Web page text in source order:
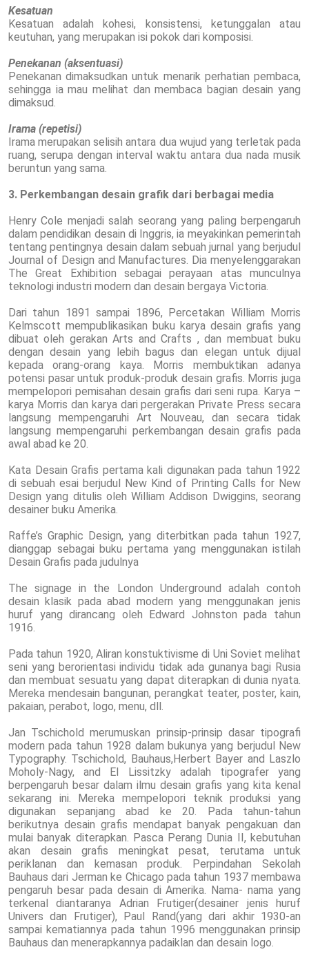
Kesatuan
Kesatuan adalah kohesi, konsistensi, ketunggalan atau
keutuhan, yang merupakan isi pokok dari komposisi.
Penekanan (aksentuasi)
Penekanan dimaksudkan untuk menarik perhatian pembaca,
sehingga ia mau melihat dan membaca bagian desain yang
dimaksud.
Irama (repetisi)
Irama merupakan selisih antara dua wujud yang terletak pada
ruang, serupa dengan interval waktu antara dua nada musik
beruntun yang sama.
3. Perkembangan desain grafik dari berbagai media
Henry Cole menjadi salah seorang yang paling berpengaruh
dalam pendidikan desain di Inggris, ia meyakinkan pemerintah
tentang pentingnya desain dalam sebuah jurnal yang berjudul
Journal of Design and Manufactures. Dia menyelenggarakan
The Great Exhibition sebagai perayaan atas munculnya
teknologi industri modern dan desain bergaya Victoria.
Dari tahun 1891 sampai 1896, Percetakan William Morris
Kelmscott mempublikasikan buku karya desain grafis yang
dibuat oleh gerakan Arts and Crafts , dan membuat buku
dengan desain yang lebih bagus dan elegan untuk dijual
kepada orang-orang kaya. Morris membuktikan adanya
potensi pasar untuk produk-produk desain grafis. Morris juga
mempelopori pemisahan desain grafis dari seni rupa. Karya –
karya Morris dan karya dari pergerakan Private Press secara
langsung mempengaruhi Art Nouveau, dan secara tidak
langsung mempengaruhi perkembangan desain grafis pada
awal abad ke 20.
Kata Desain Grafis pertama kali digunakan pada tahun 1922
di sebuah esai berjudul New Kind of Printing Calls for New
Design yang ditulis oleh William Addison Dwiggins, seorang
desainer buku Amerika.
Raffe’s Graphic Design, yang diterbitkan pada tahun 1927,
dianggap sebagai buku pertama yang menggunakan istilah
Desain Grafis pada judulnya
The signage in the London Underground adalah contoh
desain klasik pada abad modern yang menggunakan jenis
huruf yang dirancang oleh Edward Johnston pada tahun
1916.
Pada tahun 1920, Aliran konstuktivisme di Uni Soviet melihat
seni yang berorientasi individu tidak ada gunanya bagi Rusia
dan membuat sesuatu yang dapat diterapkan di dunia nyata.
Mereka mendesain bangunan, perangkat teater, poster, kain,
pakaian, perabot, logo, menu, dll.
Jan Tschichold merumuskan prinsip-prinsip dasar tipografi
modern pada tahun 1928 dalam bukunya yang berjudul New
Typography. Tschichold, Bauhaus,Herbert Bayer and Laszlo
Moholy-Nagy, and El Lissitzky adalah tipografer yang
berpengaruh besar dalam ilmu desain grafis yang kita kenal
sekarang ini. Mereka mempelopori teknik produksi yang
digunakan sepanjang abad ke 20. Pada tahun-tahun
berikutnya desain grafis mendapat banyak pengakuan dan
mulai banyak diterapkan. Pasca Perang Dunia II, kebutuhan
akan desain grafis meningkat pesat, terutama untuk
periklanan dan kemasan produk. Perpindahan Sekolah
Bauhaus dari Jerman ke Chicago pada tahun 1937 membawa
pengaruh besar pada desain di Amerika. Nama- nama yang
terkenal diantaranya Adrian Frutiger(desainer jenis huruf
Univers dan Frutiger), Paul Rand(yang dari akhir 1930-an
sampai kematiannya pada tahun 1996 menggunakan prinsip
Bauhaus dan menerapkannya padaiklan dan desain logo.